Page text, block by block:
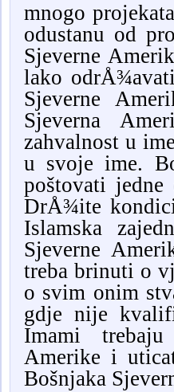
mnogo
odustanu od
Sjeverne
lako
Sjeverne
Sjeverna
zahvalnost u
u svoje ime.
poštovati
DrÅ¾ite
Islamska
Sjeverne
treba brinuti o
o svim onim
gdje nije
Imami
Amerike i
Bošnjaka